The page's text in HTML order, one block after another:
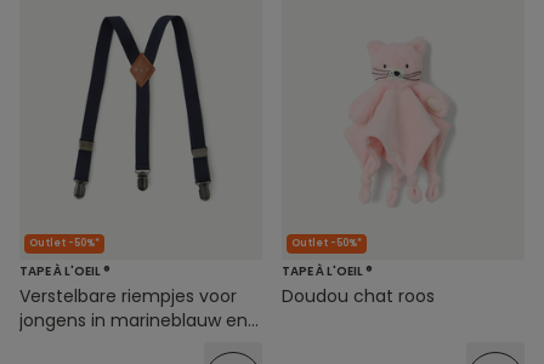
Outlet -50%*
TAPE À L'OEIL ®
Verstelbare riempjes voor
jongens in marineblauw en
Outlet -50%*
TAPE À L'OEIL ®
Doudou chat roos